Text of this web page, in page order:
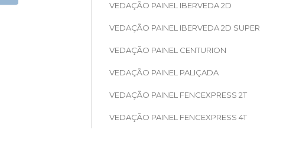
VEDAÇÃO PAINEL IBERVEDA 2D
VEDAÇÃO PAINEL IBERVEDA 2D SUPER
VEDAÇÃO PAINEL CENTURION
VEDAÇÃO PAINEL PALIÇADA
VEDAÇÃO PAINEL FENCEXPRESS 2T
VEDAÇÃO PAINEL FENCEXPRESS 4T